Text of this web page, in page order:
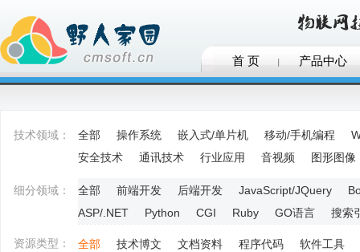
首 页 产品中心
技术领域： 全部 操作系统 嵌入式/单片机 移动/手机编程
安全技术
通讯技术 行业应用 音视频 图形图像
细分领域： 全部 前端开发 后端开发 JavaScript/JQuery
ASP/.NET
Python CGI Ruby GO语言 搜索
资源类型： 全部 技术博文 文档资料 程序代码 软件工具